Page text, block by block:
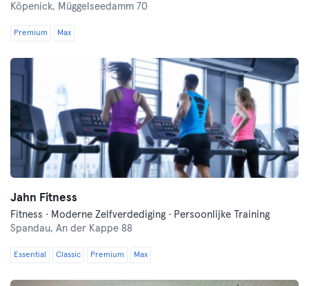
Köpenick, Müggelseedamm 70
Premium Max
Jahn Fitness
Fitness · Moderne Zelfverdediging · Persoonlijke Training
Spandau, An der Kappe 88
Essential Classic Premium Max